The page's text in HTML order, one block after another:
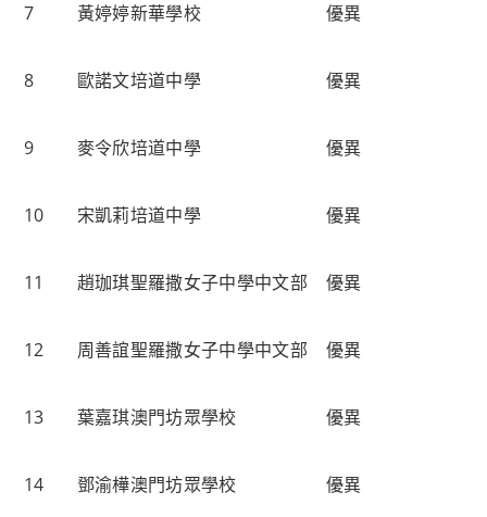
7 黃婷婷新華學校 優異
8 歐諾文培道中學 優異
9 麥令欣培道中學 優異
10 宋凱莉培道中學 優異
11 趙珈琪聖羅撒女子中學中文部 優異
12 周善誼聖羅撒女子中學中文部 優異
13 葉嘉琪澳門坊眾學校 優異
14 鄧渝樺澳門坊眾學校 優異